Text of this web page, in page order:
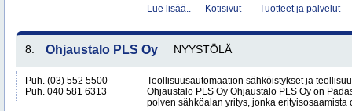
Lue lisää..
Kotisivut Tuotteet ja palvelut
8. Ohjaustalo PLS Oy NYYSTÖLÄ
Puh. (03) 552 5500
Puh. 040 581 6313
Teollisuusautomaation sähköistykset ja
Ohjaustalo PLS Oy Ohjaustalo PLS Oy on
polven sähköalan yritys, jonka erityisosaamista